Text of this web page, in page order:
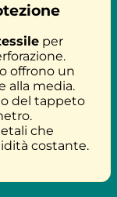
per
offrono un
alla media.
del tappeto
che
costante.